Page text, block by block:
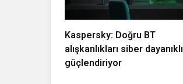
Kaspersky: Doğru BT
alışkanlıkları siber
güçlendiriyor